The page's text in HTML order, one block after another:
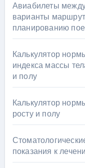
Авиабилеты
варианты
планированию
Калькулятор
индекса массы
и полу
Калькулятор
росту и полу
показания к